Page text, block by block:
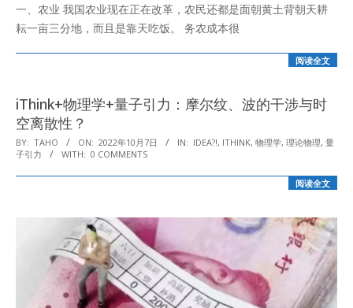
08
一、农业 我国农业现在正在改革，农民还都是面朝黄土背朝天耕
耘一亩三分地，而且是靠天吃饭。 务农成本很
阅读全文
iThink+物理学+量子引力：摩尔纹、波的干涉与时
空离散性？
2022-
10-
07
BY: TAHO ON: 2022年10月7日 IN: IDEA?!, ITHINK, 物理学, 理论物理, 量
子引力
WITH: 0 COMMENTS
阅读全文